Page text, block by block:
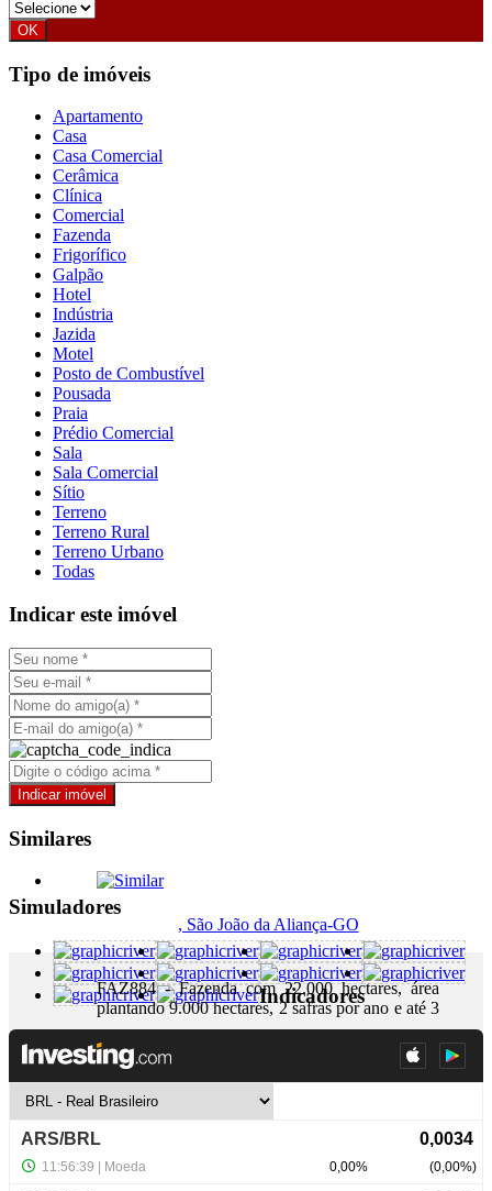
Tipo de imóveis
Apartamento
Casa
Casa Comercial
Cerâmica
Clínica
Comercial
Fazenda
Frigorífico
Galpão
Hotel
Indústria
Jazida
Motel
Posto de Combustível
Pousada
Praia
Prédio Comercial
Sala
Sala Comercial
Sítio
Terreno
Terreno Rural
Terreno Urbano
Todas
Indicar este imóvel
Similares
, São João da Aliança-GO
FAZ884 - Fazenda com 22.000 hectares, área
plantando 9.000 hectares, 2 safras por ano e até 3
...
+ Detalhes
R$ 1.500.000.000,00
Simuladores
Indicadores